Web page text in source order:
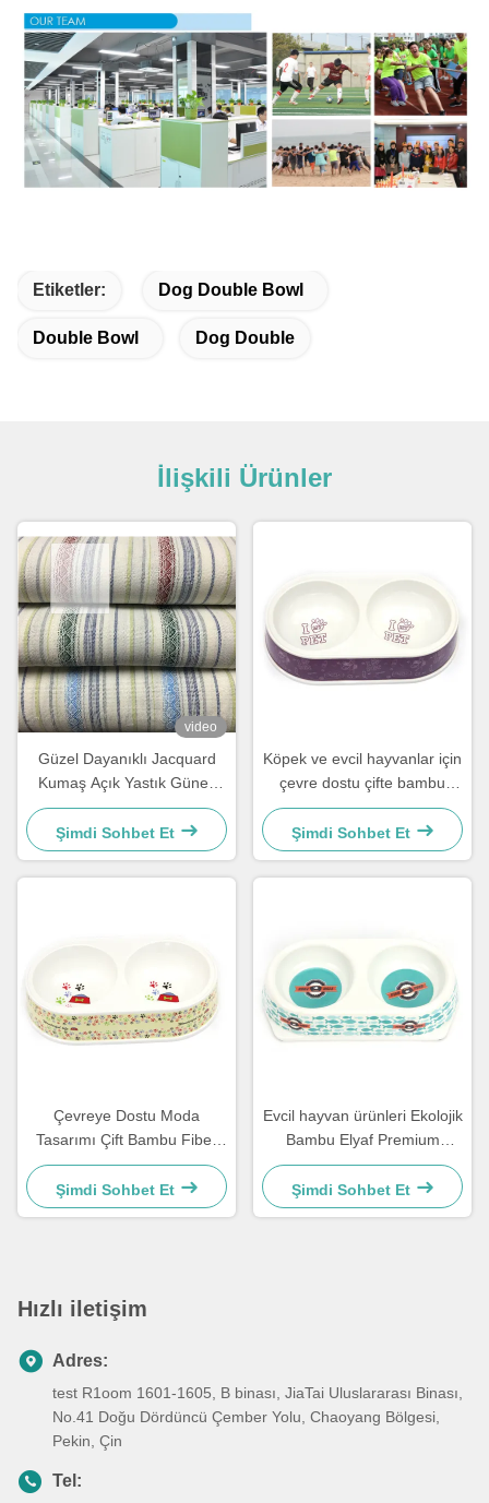
Etiketler: Dog Double Bowl
Double Bowl Dog Double
İlişkili Ürünler
video
Güzel Dayanıklı Jacquard
Kumaş Açık Yastık Güneş
Kuşağı Kumaş
Şimdi Sohbet Et
Köpek ve evcil hayvanlar için
çevre dostu çifte bambu
taşınabilir evcil hayvan
kasesi
Şimdi Sohbet Et
Çevreye Dostu Moda
Tasarımı Çift Bambu Fiber
Pet Bowl
Şimdi Sohbet Et
Evcil hayvan ürünleri Ekolojik
Bambu Elyaf Premium
Köpek Çift Kasa
Şimdi Sohbet Et
Hızlı iletişim
Adres:
test R1oom 1601-1605, B binası, JiaTai Uluslararası Binası,
No.41 Doğu Dördüncü Çember Yolu, Chaoyang Bölgesi,
Pekin, Çin
Tel: